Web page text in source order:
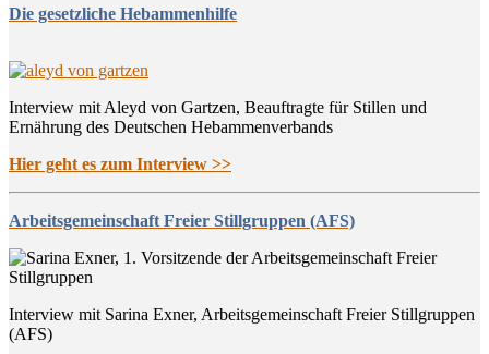
Die gesetzliche Hebammenhilfe
Interview mit Aleyd von Gartzen, Beauftragte für Stillen und
Ernährung des Deutschen Hebammenverbands
Hier geht es zum Interview >>
Arbeitsgemeinschaft Freier Stillgruppen (AFS)
Interview mit Sarina Exner, Arbeitsgemeinschaft Freier Stillgruppen
(AFS)